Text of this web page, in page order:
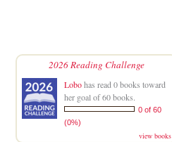
2026 Reading Challenge
Lobohas read 0 books toward
her goal of 60 books.
0 of 60
(0%)
view books